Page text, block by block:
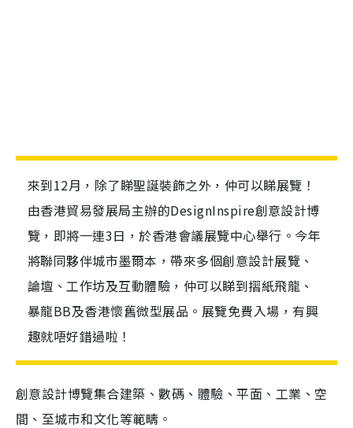
來到12月，除了睇聖誕裝飾之外，仲可以睇展覽！
由香港貿易發展局主辦的DesignInspire創意設計博
覽，即將一連3日，於香港會議展覽中心舉行。今年
將聯同夥伴城市墨爾本，帶來多個創意設計展覽、
論壇、工作坊及互動體驗，仲可以睇到摺紙飛龍、
暴龍BB及香港懷舊微型展品。展覽免費入場，有興
趣就唔好錯過啦！
創意設計博覽集合建築、數碼、體驗、平面、工業、空
間、至城市和文化等範疇。